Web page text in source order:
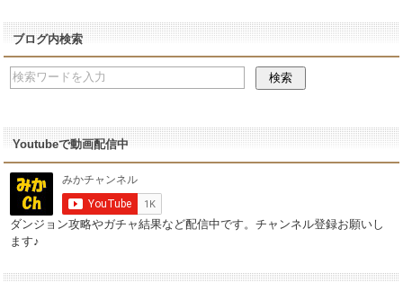
ブログ内検索
Youtubeで動画配信中
ダンジョン攻略やガチャ結果など配信中です。チャンネル登録お願いし
ます♪